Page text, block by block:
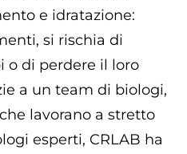
e idratazione:
si rischia di
o di perdere il loro
a un team di biologi,
lavorano a stretto
esperti, CRLAB ha